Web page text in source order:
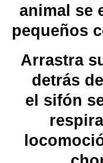
animal se
pequeños
Arrastra
detrás
el sifón